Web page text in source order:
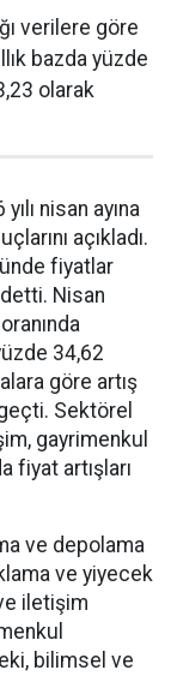
verilere göre
bazda yüzde
olarak
nisan ayına
açıkladı.
fiyatlar
Nisan
34,62
göre artış
Sektörel
gayrimenkul
fiyat artışları
ve depolama
ve yiyecek
iletişim
bilimsel ve